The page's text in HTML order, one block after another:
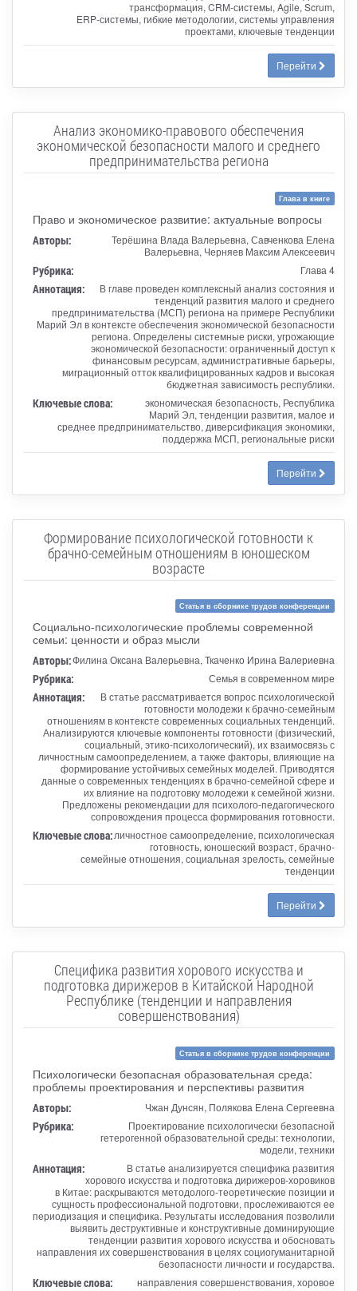
трансформация, CRM-системы, Agile, Scrum,
ERP-системы, гибкие методологии, системы управления
проектами, ключевые тенденции
Перейти
Анализ экономико-правового обеспечения
экономической безопасности малого и среднего
предпринимательства региона
Глава в книге
Право и экономическое развитие: актуальные вопросы
Авторы:
Терёшина Влада Валерьевна, Савченкова Елена
Валерьевна, Черняев Максим Алексеевич
Рубрика: Глава 4
Аннотация:
В главе проведен комплексный анализ состояния и
тенденций развития малого и среднего
предпринимательства (МСП) региона на примере Республики
Марий Эл в контексте обеспечения экономической безопасности
региона. Определены системные риски, угрожающие
экономической безопасности: ограниченный доступ к
финансовым ресурсам, административные барьеры,
миграционный отток квалифицированных кадров и высокая
бюджетная зависимость республики.
Ключевые слова:
экономическая безопасность, Республика
Марий Эл, тенденции развития, малое и
среднее предпринимательство, диверсификация экономики,
поддержка МСП, региональные риски
Перейти
Формирование психологической готовности к
брачно-семейным отношениям в юношеском
возрасте
Статья в сборнике трудов конференции
Социально-психологические проблемы современной
семьи: ценности и образ мысли
Авторы:Филина Оксана Валерьевна, Ткаченко Ирина Валериевна
Рубрика: Семья в современном мире
Аннотация:
В статье рассматривается вопрос психологической
готовности молодежи к брачно-семейным
отношениям в контексте современных социальных тенденций.
Анализируются ключевые компоненты готовности (физический,
социальный, этико-психологический), их взаимосвязь с
личностным самоопределением, а также факторы, влияющие на
формирование устойчивых семейных моделей. Приводятся
данные о современных тенденциях в брачно-семейной сфере и
их влияние на подготовку молодежи к семейной жизни.
Предложены рекомендации для психолого-педагогического
сопровождения процесса формирования готовности.
Ключевые слова:личностное самоопределение, психологическая
готовность, юношеский возраст, брачно-
семейные отношения, социальная зрелость, семейные
тенденции
Перейти
Специфика развития хорового искусства и
подготовка дирижеров в Китайской Народной
Республике (тенденции и направления
совершенствования)
Статья в сборнике трудов конференции
Психологически безопасная образовательная среда:
проблемы проектирования и перспективы развития
Авторы: Чжан Дунсян, Полякова Елена Сергеевна
Рубрика:
Проектирование психологически безопасной
гетерогенной образовательной среды: технологии,
модели, техники
Аннотация:
В статье анализируется специфика развития
хорового искусства и подготовка дирижеров-хоровиков
в Китае: раскрываются методолого-теоретические позиции и
сущность профессиональной подготовки, прослеживаются ее
периодизация и специфика. Результаты исследования позволили
выявить деструктивные и конструктивные доминирующие
тенденции развития хорового искусства и обосновать
направления их совершенствования в целях социогуманитарной
безопасности личности и государства.
Ключевые слова:
направления совершенствования, хоровое